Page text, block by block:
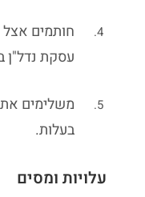
חותמים אצל
עסקת נדל"ן
משלימים את
בעלות.
עלויות ומסים